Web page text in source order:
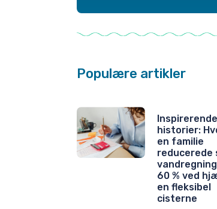
Populære artikler
Inspirerende
historier:
en familie
reducerede
60 % ved
en fleksibel
cisterne